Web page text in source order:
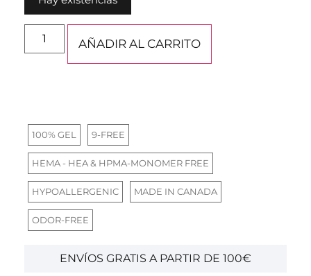
AÑADIR AL CARRITO
100% GEL 9-FREE
HEMA - HEA & HPMA-MONOMER FREE
HYPOALLERGENIC MADE IN CANADA
ODOR-FREE
ENVÍOS GRATIS A PARTIR DE 100€